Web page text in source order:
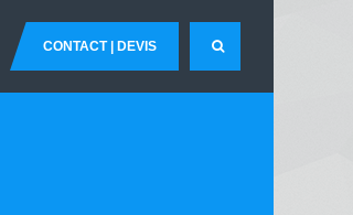
CONTACT | DEVIS
-